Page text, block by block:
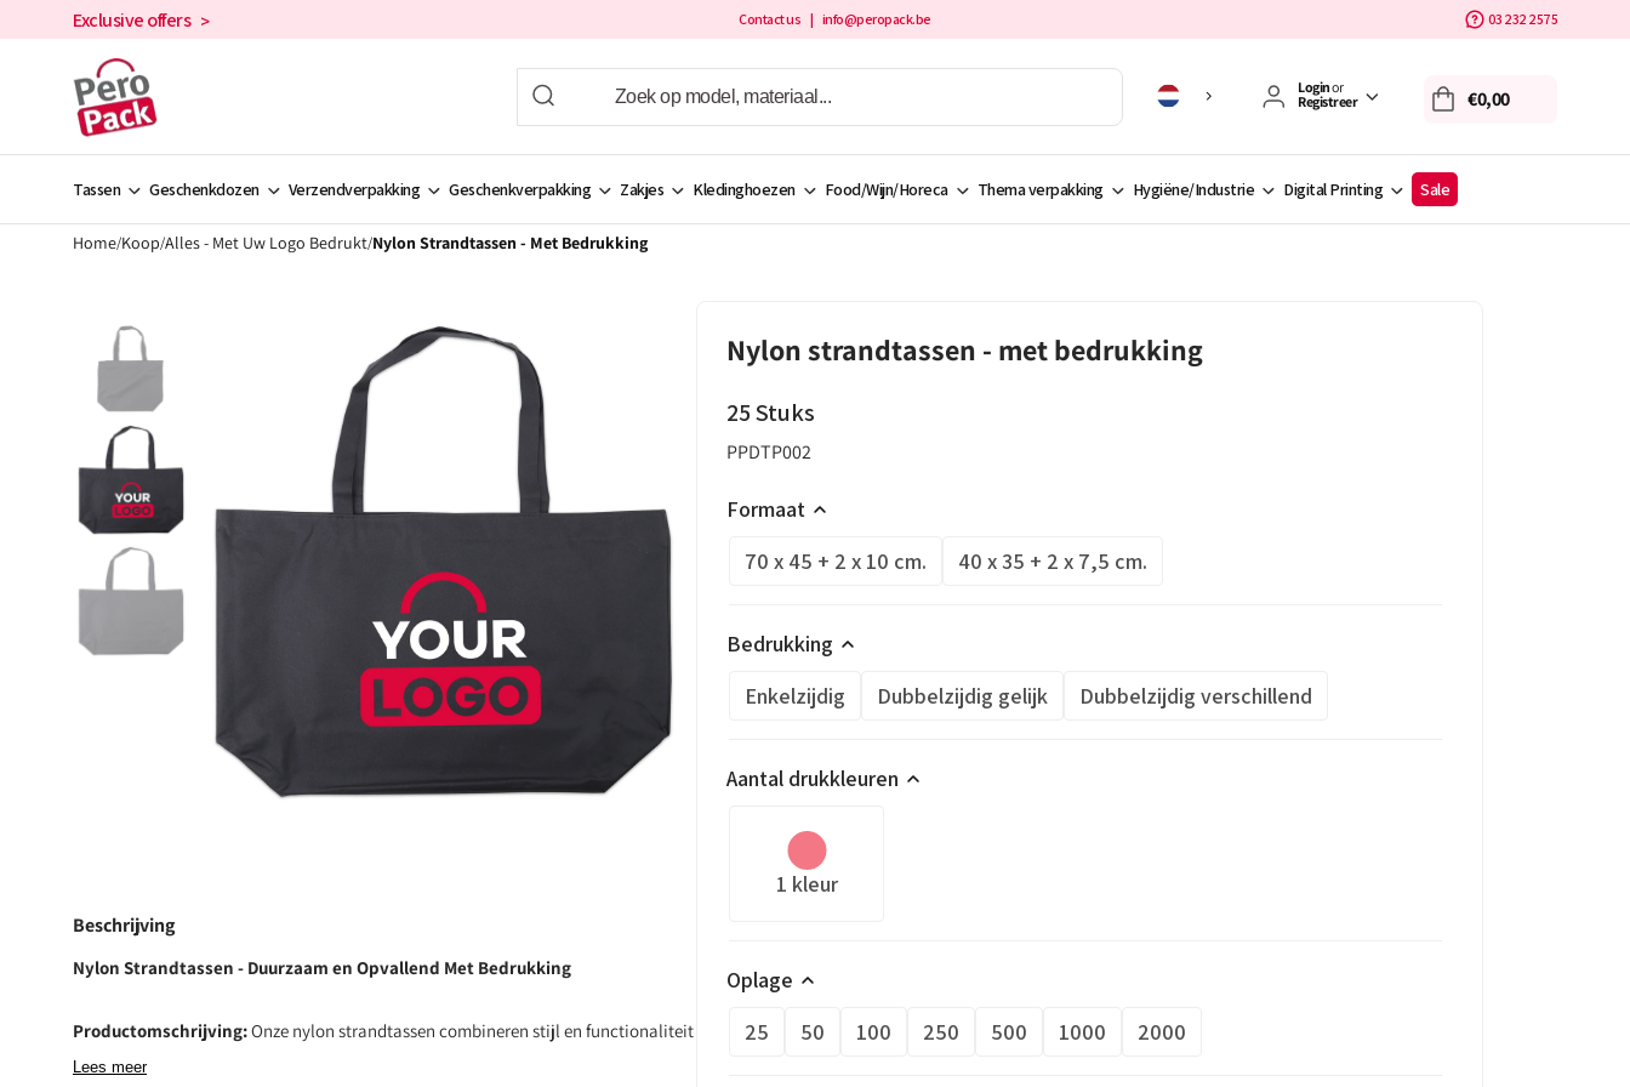
doorgaan
inhoud
Exclusive offers > Contact us | info@peropack.be 03 232 2575
Loginor
Registreer
€0,00
Tassen Geschenkdozen Verzendverpakking Geschenkverpakking Zakjes Kledinghoezen Food/Wijn/Horeca Thema verpakking Hygiëne/Industrie Digital Printing Sale
Home/Koop/Alles - Met Uw Logo Bedrukt/Nylon Strandtassen - Met Bedrukking
Openen
1
media
in
galerijweergave
media
in
Beschrijving
Nylon Strandtassen - Duurzaam en Opvallend Met Bedrukking
Productomschrijving:Onze nylon strandtassen combineren stijl en functionaliteit
in één. Gemaakt van hoogwaardig nylon, zijn deze tassen niet alleen robuust en
Lees meer
Nylon strandtassen - met bedrukking
25Stuks
PPDTP002
Formaat
70 x 45 + 2 x 10 cm.
40 x 35 + 2 x 7,5 cm.
Bedrukking
Enkelzijdig
Dubbelzijdig gelijk Dubbelzijdig verschillend
Aantal drukkleuren
1 kleur
Oplage
25
50 100 250 500 1000 2000